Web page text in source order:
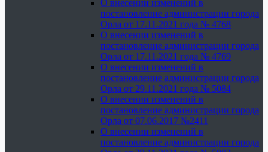
О внесении изменений в
постановление администрации города
Орла от 17.11.2021 года № 4768
О внесении изменений в
постановление администрации города
Орла от 17.11.2021 года № 4769
О внесении изменений в
постановление администрации города
Орла от 29.11.2021 года № 5084
О внесении изменений в
постановление администрации города
Орла от 07.06.2017 №2411
О внесении изменений в
постановление администрации города